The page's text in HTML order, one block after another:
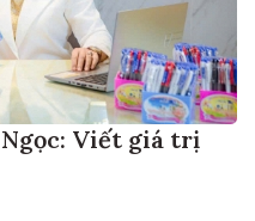
Viết giá trị